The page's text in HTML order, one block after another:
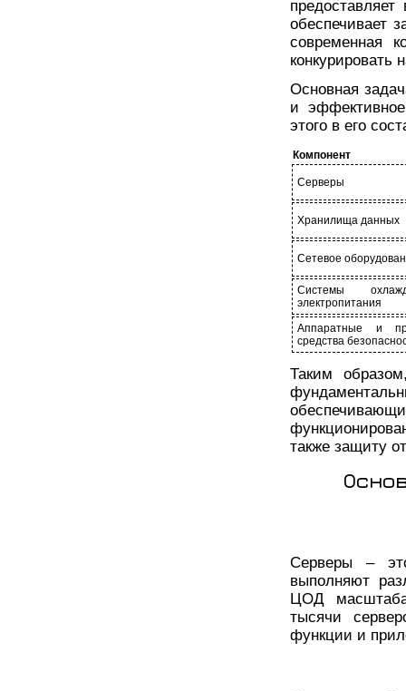
обеспечивает
современная
конкурировать
Основная
и
этого в его
Компонент
Серверы
Хранилища данных
Сетевое
Системы
электропитания
Аппаратные и
средства
Таким
также защиту
Серверы –
выполняют
ЦОД
тысячи
функции и